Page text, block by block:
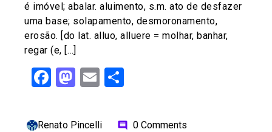
é imóvel; abalar. aluimento, s.m. ato de desfazer
uma base; solapamento, desmoronamento,
erosão. [do lat. alluo, alluere = molhar, banhar,
regar (e, […]
Facebook
Mastodon
Email
Renato Pincelli comment 0 Comments